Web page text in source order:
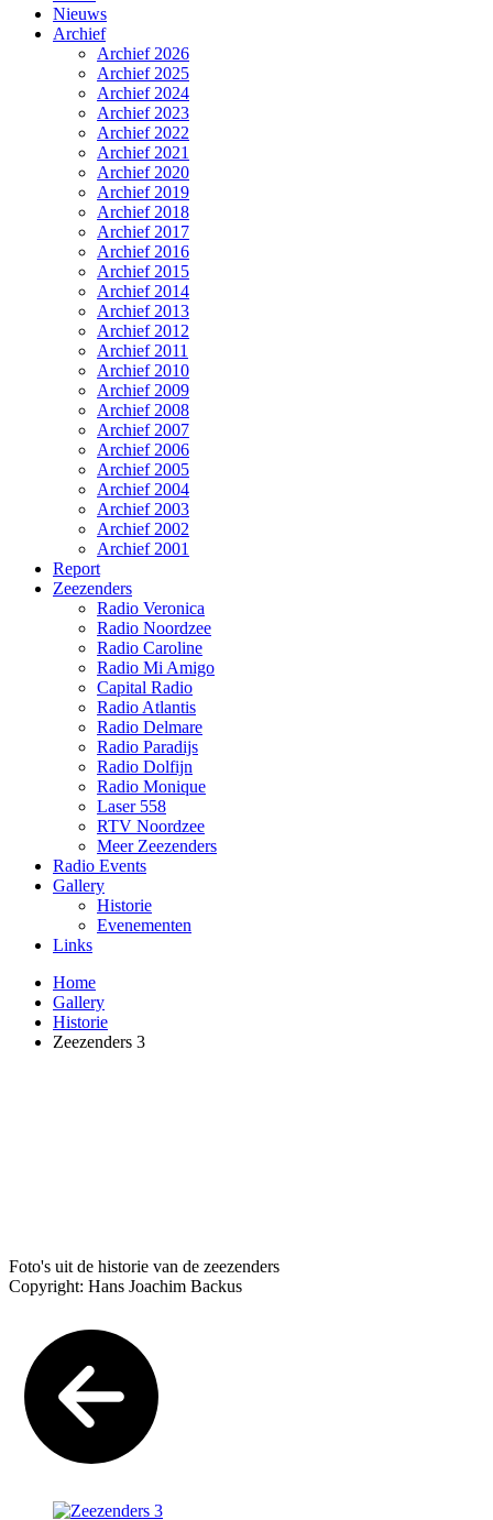
Nieuws
Archief
Archief 2026
Archief 2025
Archief 2024
Archief 2023
Archief 2022
Archief 2021
Archief 2020
Archief 2019
Archief 2018
Archief 2017
Archief 2016
Archief 2015
Archief 2014
Archief 2013
Archief 2012
Archief 2011
Archief 2010
Archief 2009
Archief 2008
Archief 2007
Archief 2006
Archief 2005
Archief 2004
Archief 2003
Archief 2002
Archief 2001
Report
Zeezenders
Radio Veronica
Radio Noordzee
Radio Caroline
Radio Mi Amigo
Capital Radio
Radio Atlantis
Radio Delmare
Radio Paradijs
Radio Dolfijn
Radio Monique
Laser 558
RTV Noordzee
Meer Zeezenders
Radio Events
Gallery
Historie
Evenementen
Links
Home
Gallery
Historie
Zeezenders 3
Foto's uit de historie van de zeezenders
Copyright: Hans Joachim Backus